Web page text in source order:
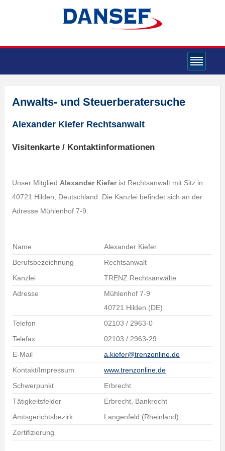
Anwalts- und Steuerberatersuche
Alexander Kiefer Rechtsanwalt
Visitenkarte / Kontaktinformationen
Unser Mitglied Alexander Kieferist Rechtsanwalt mit Sitz in
40721 Hilden, Deutschland. Die Kanzlei befindet sich an der
Adresse Mühlenhof 7-9.
Name
Alexander Kiefer
Berufsbezeichnung
Rechtsanwalt
Kanzlei
TRENZ Rechtsanwälte
Adresse
Mühlenhof 7-9
40721 Hilden (DE)
Telefon
02103 / 2963-0
Telefax
02103 / 2963-29
E-Mail
a.kiefer@trenzonline.de
Kontakt/Impressum
www.trenzonline.de
Schwerpunkt
Erbrecht
Tätigkeitsfelder
Erbrecht, Bankrecht
Amtsgerichtsbezirk
Langenfeld (Rheinland)
Zertifizierung